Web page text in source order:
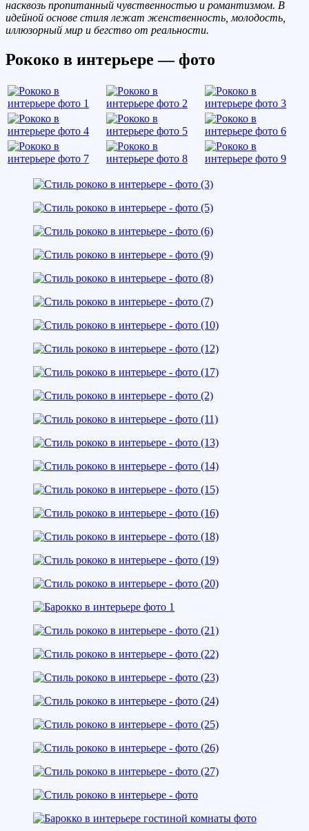
насквозь пропитанный чувственностью и романтизмом. В
идейной основе стиля лежат женственность, молодость,
иллюзорный мир и бегство от реальности.
Рококо в интерьере — фото